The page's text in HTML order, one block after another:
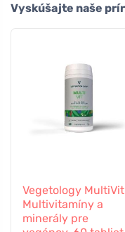
Vyskúšajte naše
Vegetology
Multivitamíny a
minerály pre